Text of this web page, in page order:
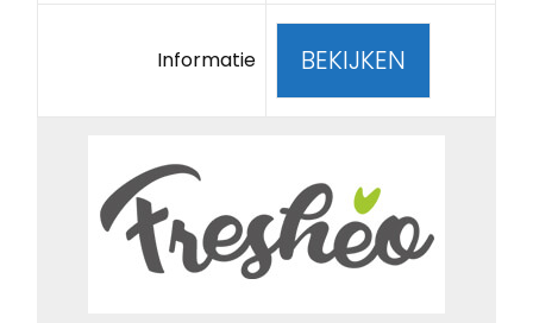
Informatie BEKIJKEN